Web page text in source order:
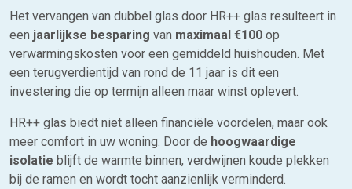
Het vervangen van dubbel glas door HR++ glas resulteert in
een jaarlijkse besparing van maximaal €100 op
verwarmingskosten voor een gemiddeld huishouden. Met
een terugverdientijd van rond de 11 jaar is dit een
investering die op termijn alleen maar winst oplevert.
HR++ glas biedt niet alleen financiële voordelen, maar ook
meer comfort in uw woning. Door de hoogwaardige
isolatie blijft de warmte binnen, verdwijnen koude plekken
bij de ramen en wordt tocht aanzienlijk verminderd.